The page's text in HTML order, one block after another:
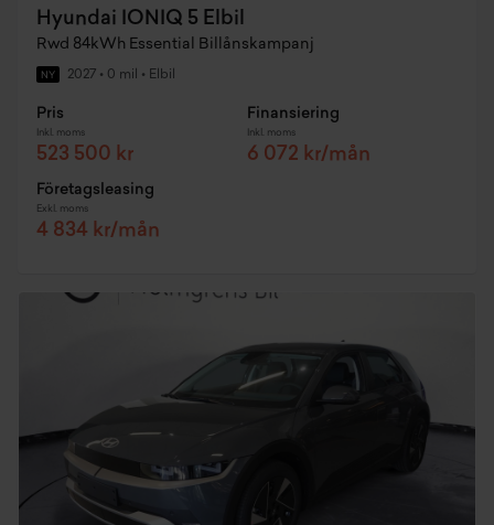
Hyundai IONIQ 5 Elbil
Rwd 84kWh Essential Billånskampanj
NY 2027 • 0 mil • Elbil
Pris
Inkl. moms
523 500 kr
Finansiering
Inkl. moms
6 072 kr/mån
Företagsleasing
Exkl. moms
4 834 kr/mån